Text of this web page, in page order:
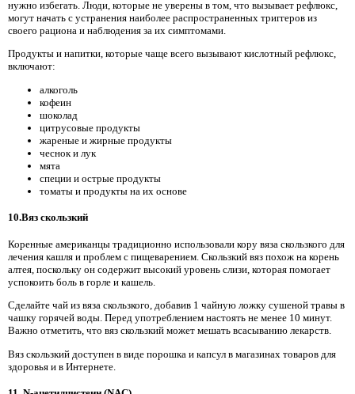
нужно избегать. Люди, которые не уверены в том, что вызывает рефлюкс,
могут начать с устранения наиболее распространенных триггеров из
своего рациона и наблюдения за их симптомами.
Продукты и напитки, которые чаще всего вызывают кислотный рефлюкс,
включают:
алкоголь
кофеин
шоколад
цитрусовые продукты
жареные и жирные продукты
чеснок и лук
мята
специи и острые продукты
томаты и продукты на их основе
10.Вяз скользкий
Коренные американцы традиционно использовали кору вяза скользкого для
лечения кашля и проблем с пищеварением. Скользкий вяз похож на корень
алтея, поскольку он содержит высокий уровень слизи, которая помогает
успокоить боль в горле и кашель.
Сделайте чай из вяза скользкого, добавив 1 чайную ложку сушеной травы в
чашку горячей воды. Перед употреблением настоять не менее 10 минут.
Важно отметить, что вяз скользкий может мешать всасыванию лекарств.
Вяз скользкий доступен в виде порошка и капсул в магазинах товаров для
здоровья и в Интернете.